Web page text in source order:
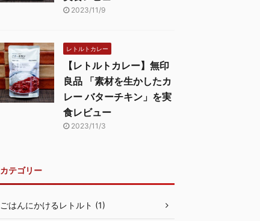
2023/11/9
レトルトカレー
【レトルトカレー】無印
良品 「素材を生かしたカ
レー バターチキン」を実
食レビュー
2023/11/3
カテゴリー
ごはんにかけるレトルト (1)